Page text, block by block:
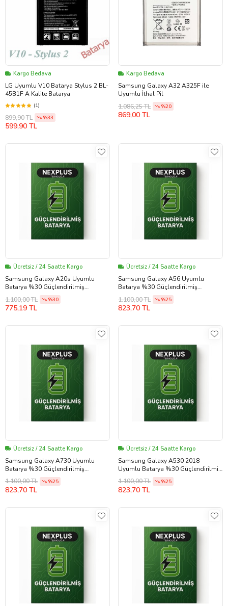
Kargo Bedava
LG Uyumlu V10 Batarya Stylus 2 BL-
45B1F A Kalite Batarya
(1)
899,90 TL %33
599,90 TL
Kargo Bedava
Samsung Galaxy A32 A325F ile
Uyumlu İthal Pil
1.086,25 TL
%20
869,00 TL
Ücretsiz / 24 Saatte Kargo
Samsung Galaxy A20s Uyumlu
Batarya %30 Güçlendirilmiş
(SCUDWTN6)
1.100,00 TL %30
775,19 TL
Ücretsiz / 24 Saatte Kargo
Samsung Galaxy A56 Uyumlu
Batarya %30 Güçlendirilmiş
(EBBA566ABY)
1.100,00 TL %25
823,70 TL
Ücretsiz / 24 Saatte Kargo
Samsung Galaxy A730 Uyumlu
Batarya %30 Güçlendirilmiş
(EBBA730ABE)
1.100,00 TL %25
823,70 TL
Ücretsiz / 24 Saatte Kargo
Samsung Galaxy A530 2018
Uyumlu Batarya %30 Güçlendirilmiş
(EBBA530ABE)
1.100,00 TL %25
823,70 TL